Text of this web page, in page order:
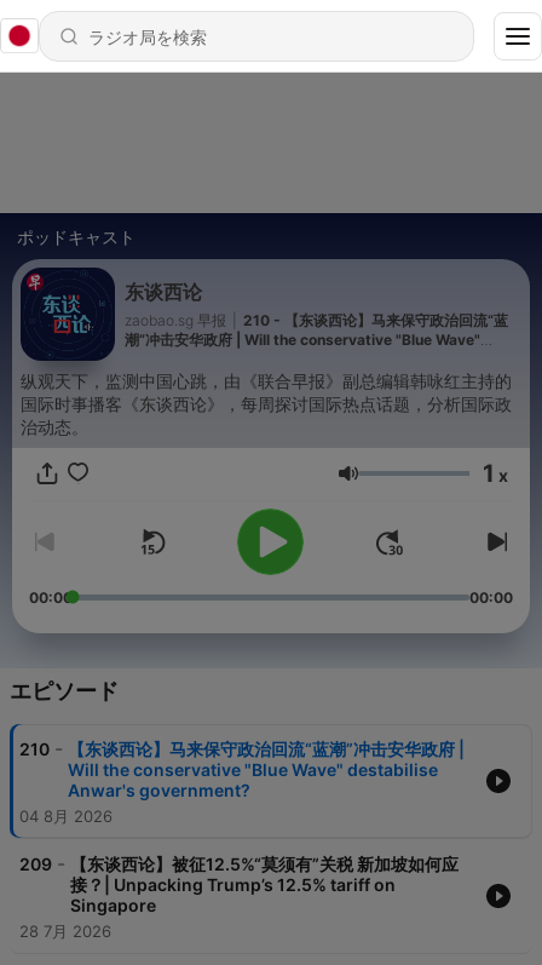
ポッドキャスト
东谈西论
zaobao.sg 早报
210 - 【东谈西论】马来保守政治回流“蓝
潮”冲击安华政府 | Will the conservative "Blue Wave"
纵观天下，监测中国心跳，由《联合早报》副总编辑韩咏红主持的
国际时事播客《东谈西论》，每周探讨国际热点话题，分析国际政
治动态。
音量 1 x
00:00 00:00
エピソード
210 -
【东谈西论】马来保守政治回流“蓝潮”冲击安华政府 |
Will the conservative "Blue Wave" destabilise
Anwar's government?
04 8月 2026
209 -
【东谈西论】被征12.5%“莫须有”关税 新加坡如何应
接？| Unpacking Trump’s 12.5% tariff on
Singapore
28 7月 2026